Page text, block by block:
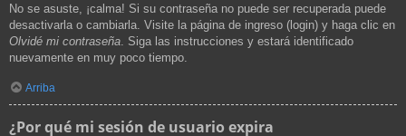
No se asuste, ¡calma! Si su contraseña no puede ser recuperada puede
desactivarla o cambiarla. Visite la página de ingreso (login) y haga clic en
Olvidé mi contraseña . Siga las instrucciones y estará identificado
nuevamente en muy poco tiempo.
Arriba
¿Por qué mi sesión de usuario expira